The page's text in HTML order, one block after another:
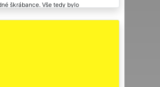
škrábance. Vše tedy bylo
službu této společnosti
spolehliví. Skutečně je poznat, že